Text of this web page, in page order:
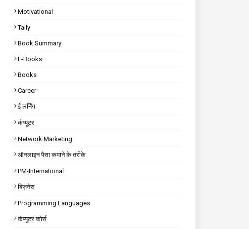
Motivational
Tally
Book Summary
E-Books
Books
Career
ई लर्निंग
कंप्यूटर
Network Marketing
ऑनलाइन पैसा कमाने के तरीके
PM-International
बिज़नेस
Programming Languages
कंप्यूटर कोर्स